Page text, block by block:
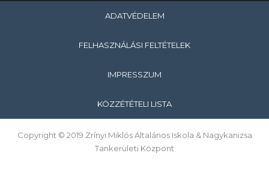
ADATVÉDELEM
FELHASZNÁLÁSI FELTÉTELEK
IMPRESSZUM
KÖZZÉTÉTELI LISTA
Copyright © 2019 Zrínyi Miklós Általános Iskola & Nagykanizsa
Tankerületi Központ